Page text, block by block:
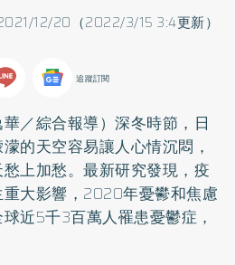
12/20（2022/3/15 3:4更新）
追蹤訂閱
華／綜合報導）深冬時節，日
的天空容易讓人心情沉悶，
上加愁。最新研究發現，疫
大影響，2020年憂鬰和焦慮
近5千3百萬人罹患憂鬱症 ，